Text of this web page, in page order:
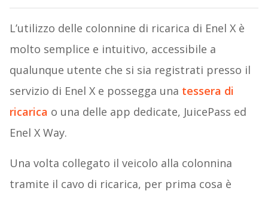
L’utilizzo delle colonnine di ricarica di Enel X è
molto semplice e intuitivo, accessibile a
qualunque utente che si sia registrati presso il
servizio di Enel X e possegga una tessera di
ricarica o una delle app dedicate, JuicePass ed
Enel X Way.
Una volta collegato il veicolo alla colonnina
tramite il cavo di ricarica, per prima cosa è